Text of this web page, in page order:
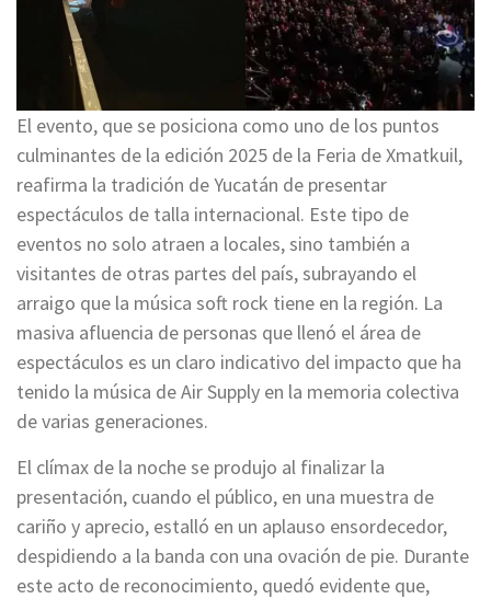
El evento, que se posiciona como uno de los puntos
culminantes de la edición 2025 de la Feria de Xmatkuil,
reafirma la tradición de Yucatán de presentar
espectáculos de talla internacional. Este tipo de
eventos no solo atraen a locales, sino también a
visitantes de otras partes del país, subrayando el
arraigo que la música soft rock tiene en la región. La
masiva afluencia de personas que llenó el área de
espectáculos es un claro indicativo del impacto que ha
tenido la música de Air Supply en la memoria colectiva
de varias generaciones.
El clímax de la noche se produjo al finalizar la
presentación, cuando el público, en una muestra de
cariño y aprecio, estalló en un aplauso ensordecedor,
despidiendo a la banda con una ovación de pie. Durante
este acto de reconocimiento, quedó evidente que,